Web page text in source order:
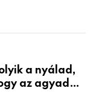
a nyálad,
az agyad…